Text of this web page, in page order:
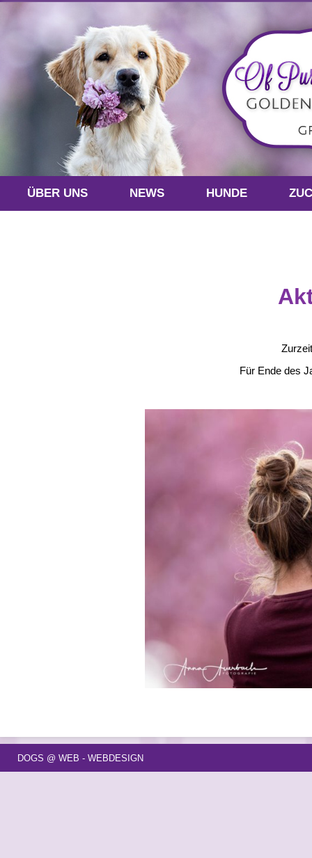
ÜBER UNS NEWS HUNDE
Für Ende des
DOGS @ WEB - WEBDESIGN